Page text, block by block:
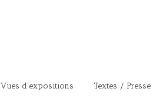
Vues d’expositions Textes / Presse